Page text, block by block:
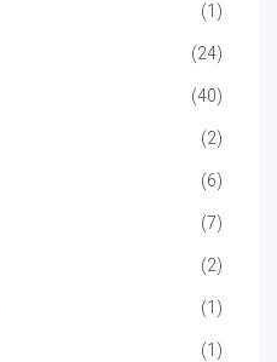
(1)
(24)
(40)
(2)
(6)
(7)
(2)
(1)
(1)